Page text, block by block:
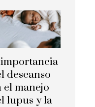
descanso
el manejo
lupus y la